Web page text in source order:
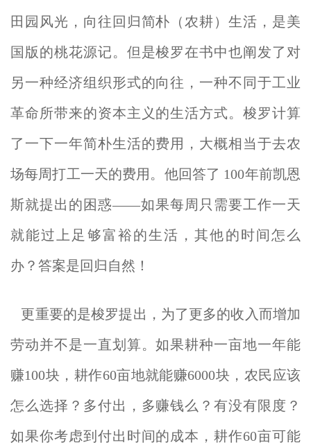
田园风光，向往回归简朴（农耕）生活，是美
国版的桃花源记。但是梭罗在书中也阐发了对
另一种经济组织形式的向往，一种不同于工业
革命所带来的资本主义的生活方式。梭罗计算
了一下一年简朴生活的费用，大概相当于去农
场每周打工一天的费用。他回答了 100年前凯恩
斯就提出的困惑——如果每周只需要工作一天
就能过上足够富裕的生活，其他的时间怎么
办？答案是回归自然！
更重要的是梭罗提出，为了更多的收入而增加
劳动并不是一直划算。如果耕种一亩地一年能
赚100块，耕作60亩地就能赚6000块，农民应该
怎么选择？多付出，多赚钱么？有没有限度？
如果你考虑到付出时间的成本，耕作60亩可能